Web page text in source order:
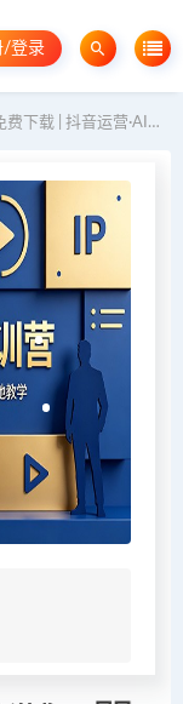
/登录
运营·AI教程·GEO优化